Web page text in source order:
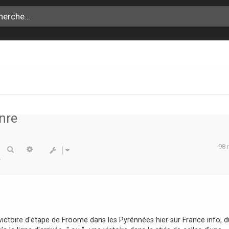
RechercherRecherche avancée 98
d'étape de Froome dans les Pyrénnées hier sur France info,